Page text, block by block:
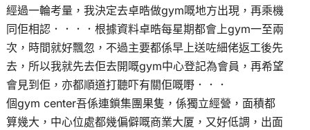
經過一輪考量，我決定去卓晧做gym嘅地方出現，再乘機
同佢相認．．．．根據資料卓晧每星期都會上gym一至兩
次，時間就好飄忽，不過主要都係早上送咗細佬返工後先
去，所以我就先去佢去開嘅gym中心登記為會員，再希望
會見到佢，亦都順道打聽吓有關佢嘅嘢．．．
個gym center吾係連鎖集團果隻，係獨立經營，面積都
算幾大，中心位處都幾偏僻嘅商業大厦，又好低調，出面